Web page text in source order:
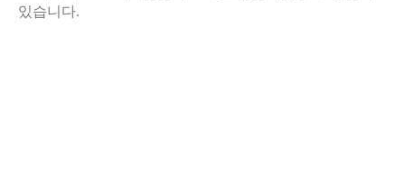
있습니다.